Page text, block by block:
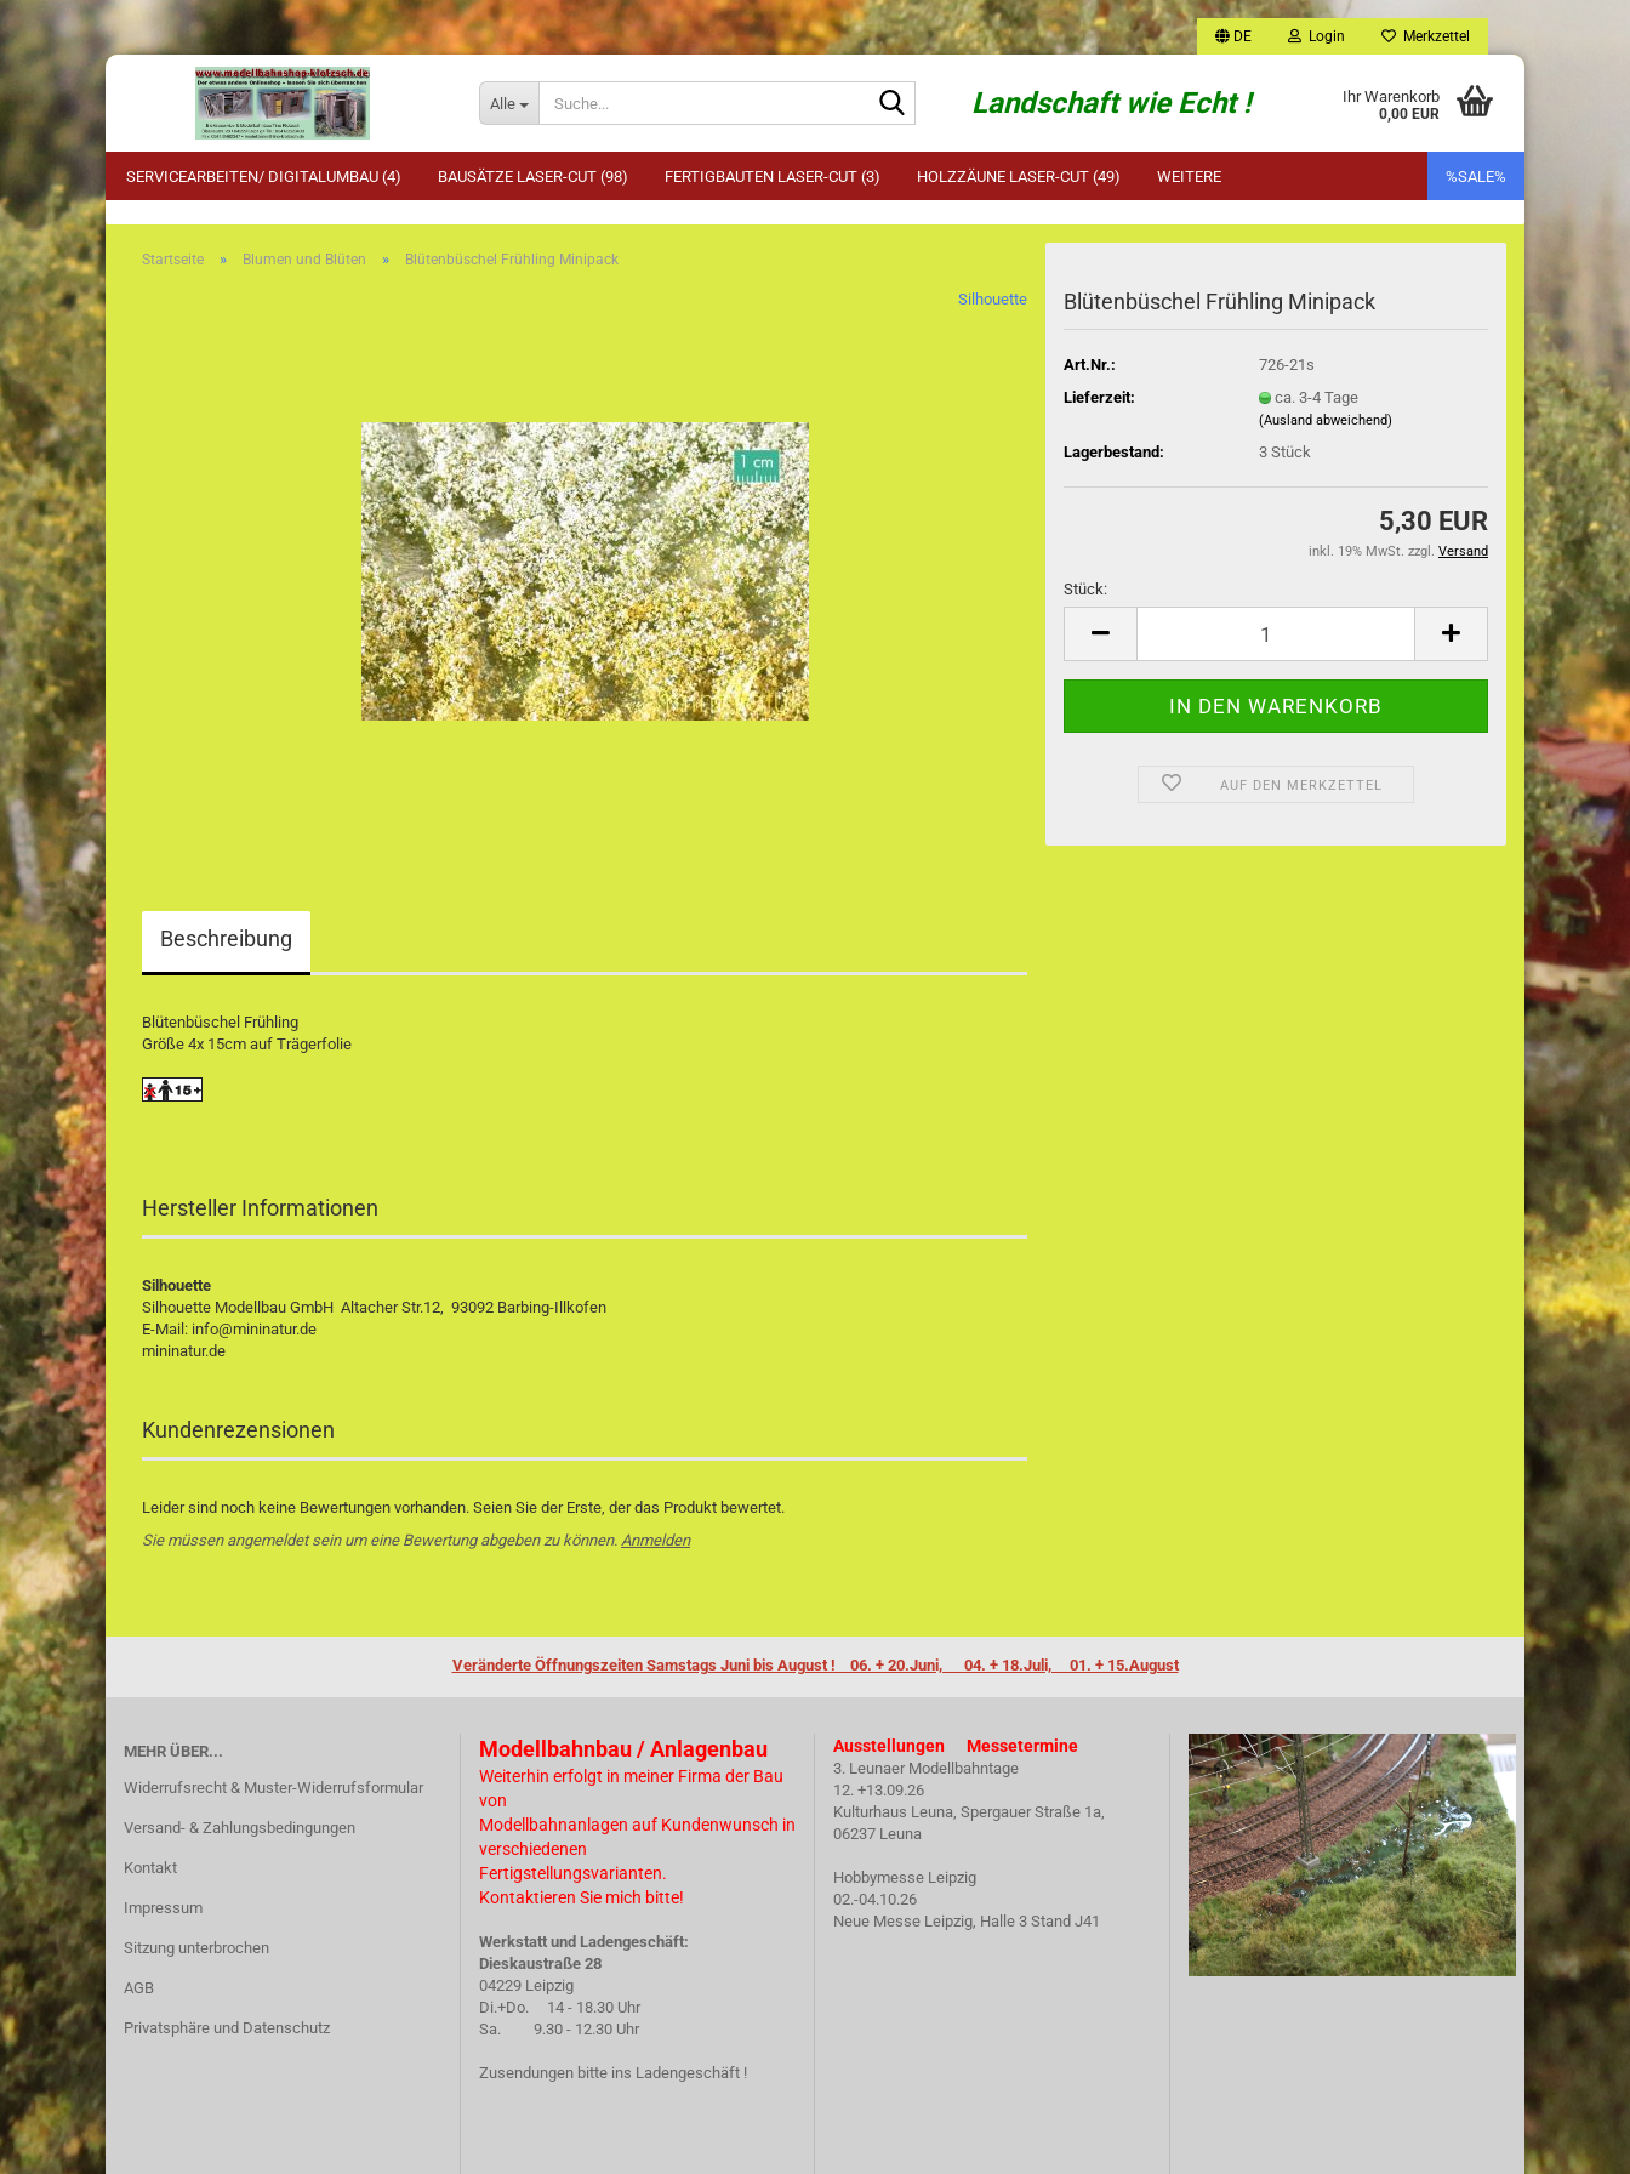
DE Login Merkzettel
Alle Landschaft wie Echt ! Ihr Warenkorb
0,00 EUR
SERVICEARBEITEN/ DIGITALUMBAU (4) BAUSÄTZE LASER-CUT (98) FERTIGBAUTEN LASER-CUT (3) HOLZZÄUNE LASER-CUT (49) %SALE%
WEITERE
Startseite » Blumen und Blüten » Blütenbüschel Frühling Minipack
Silhouette Blütenbüschel Frühling Minipack
Art.Nr.:
726-21s
Lieferzeit:
ca. 3-4 Tage
(Ausland abweichend)
Lagerbestand: 3 Stück
5,30 EUR
inkl. 19% MwSt. zzgl. Versand
Stück:
Stück
AUF DEN MERKZETTEL
Beschreibung
Blütenbüschel Frühling
Größe 4x 15cm auf Trägerfolie
Hersteller Informationen
Silhouette
Silhouette Modellbau GmbH Altacher Str.12, 93092 Barbing-Illkofen
E-Mail: info@mininatur.de
mininatur.de
Kundenrezensionen
Leider sind noch keine Bewertungen vorhanden. Seien Sie der Erste, der das Produkt bewertet.
Sie müssen angemeldet sein um eine Bewertung abgeben zu können. Anmelden
Veränderte Öffnungszeiten Samstags Juni bis August ! 06. + 20.Juni, 04. + 18.Juli, 01. + 15.August
MEHR ÜBER...
Widerrufsrecht & Muster-Widerrufsformular
Versand- & Zahlungsbedingungen
Kontakt
Impressum
Sitzung unterbrochen
AGB
Privatsphäre und Datenschutz
Modellbahnbau / Anlagenbau
Weiterhin erfolgt in meiner Firma der Bau
von
Modellbahnanlagen auf Kundenwunsch in
verschiedenen
Fertigstellungsvarianten.
Kontaktieren Sie mich bitte!
Werkstatt und Ladengeschäft:
Dieskaustraße 28
04229 Leipzig
Di.+Do. 14 - 18.30 Uhr
Sa. 9.30 - 12.30 Uhr
Zusendungen bitte ins Ladengeschäft !
Ausstellungen Messetermine
3. Leunaer Modellbahntage
12. +13.09.26
Kulturhaus Leuna, Spergauer Straße 1a,
06237 Leuna
Hobbymesse Leipzig
02.-04.10.26
Neue Messe Leipzig, Halle 3 Stand J41